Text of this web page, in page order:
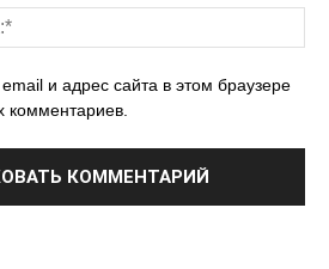
и адрес сайта в этом браузере
комментариев.